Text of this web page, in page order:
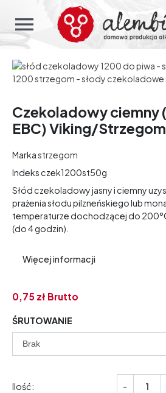
menu
Czekoladowy ciemny
EBC) Viking/
Markastrzegom
Indeks czek1200st50g
Słód czekoladowy jasny i ciemny
prażenia słodu pilzneńskiego lub
temperaturze dochodzącej do
(do 4 godzin).
Więcej informacji
0,75 zł Brutto
ŚRUTOWANIE
Ilość: -